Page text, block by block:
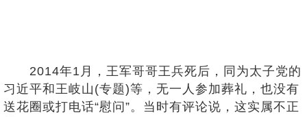
2014年1月，王军哥哥王兵死后，同为太子党的
习近平和王岐山(专题)等，无一人参加葬礼，也没有
送花圈或打电话“慰问”。当时有评论说，这实属不正